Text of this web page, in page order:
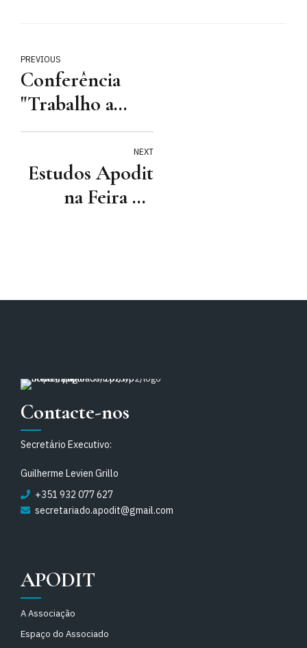
PREVIOUS
Conferência
"Trabalho a
Termo e
Temporário:
velhos
NEXT
Estudos Apodit
na Feira do
Contacte-nos
Secretário Executivo:
Guilherme Levien Grillo
+351 932 077 627
secretariado.apodit@gmail.com
APODIT
A Associação
Espaço do Associado